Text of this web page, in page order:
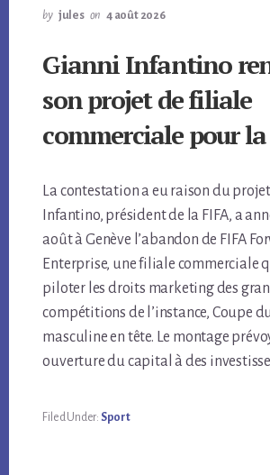
by jules on 4 août 2026
Gianni Infantino
son projet de filiale
commerciale pour la
La contestation a eu raison du
Infantino, président de la FIFA, a
août à Genève l’abandon de FIFA
Enterprise, une filiale commerciale
piloter les droits marketing des
compétitions de l’instance, Coupe
masculine en tête. Le montage
ouverture du capital à des
Filed Under: Sport